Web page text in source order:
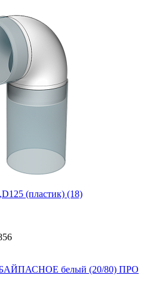
(пластик) (18)